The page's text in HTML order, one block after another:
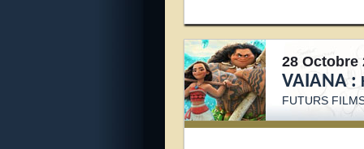
28 Octobre
VAIANA :
FUTURS